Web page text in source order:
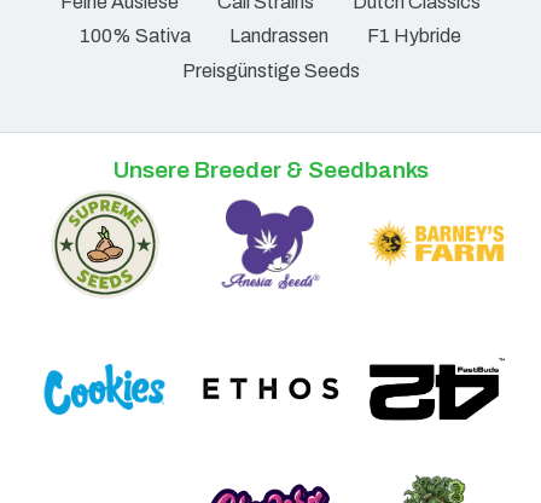
100% Sativa
Landrassen
F1 Hybride
Preisgünstige Seeds
Unsere Breeder & Seedbanks